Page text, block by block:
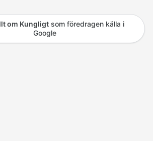
om Kungligtsom föredragen källa i
Google